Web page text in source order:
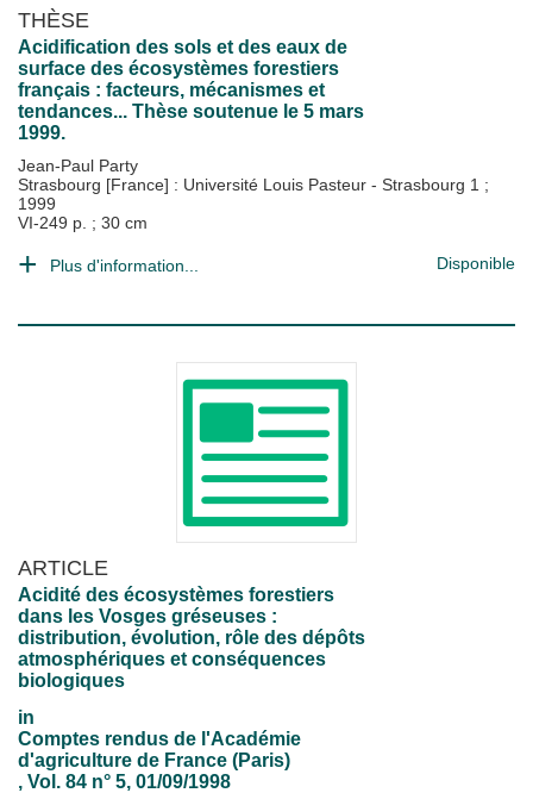
THÈSE
Acidification des sols et des eaux de
surface des écosystèmes forestiers
français : facteurs, mécanismes et
tendances... Thèse soutenue le 5 mars
1999.
Jean-Paul Party
Strasbourg [France] : Université Louis Pasteur - Strasbourg 1 ;
1999
VI-249 p. ; 30 cm
Plus d'information... Disponible
ARTICLE
Acidité des écosystèmes forestiers
dans les Vosges gréseuses :
distribution, évolution, rôle des dépôts
atmosphériques et conséquences
biologiques
in
Comptes rendus de l'Académie
d'agriculture de France (Paris)
, Vol. 84 n° 5, 01/09/1998